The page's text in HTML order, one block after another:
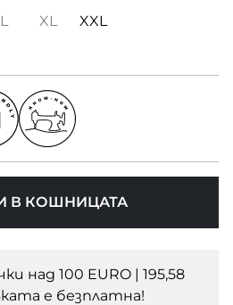
L XL
XXL
В КОШНИЦАТА
над 100 EURO | 195,58
e безплатна!